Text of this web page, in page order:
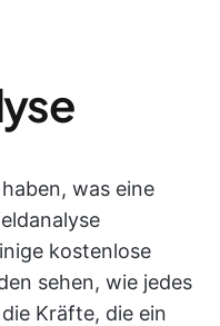
was eine
kostenlose
sehen, wie jedes
Kräfte, die ein